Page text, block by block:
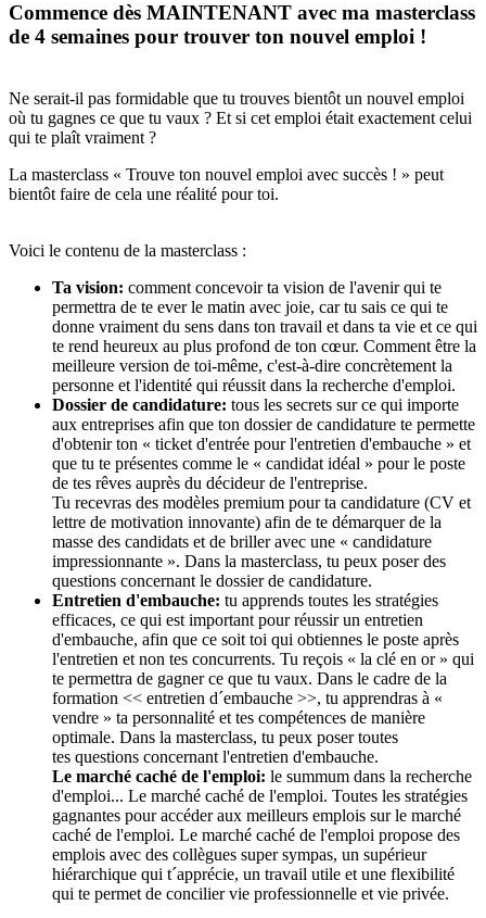
Commence dès MAINTENANT avec ma masterclass
de 4 semaines pour trouver ton nouvel emploi !
Ne serait-il pas formidable que tu trouves bientôt un nouvel emploi
où tu gagnes ce que tu vaux ? Et si cet emploi était exactement celui
qui te plaît vraiment ?
La masterclass « Trouve ton nouvel emploi avec succès ! » peut
bientôt faire de cela une réalité pour toi.
Voici le contenu de la masterclass :
Ta vision: comment concevoir ta vision de l'avenir qui te
permettra de te ever le matin avec joie, car tu sais ce qui te
donne vraiment du sens dans ton travail et dans ta vie et ce qui
te rend heureux au plus profond de ton cœur. Comment être la
meilleure version de toi-même, c'est-à-dire concrètement la
personne et l'identité qui réussit dans la recherche d'emploi.
Dossier de candidature: tous les secrets sur ce qui importe
aux entreprises afin que ton dossier de candidature te permette
d'obtenir ton « ticket d'entrée pour l'entretien d'embauche » et
que tu te présentes comme le « candidat idéal » pour le poste
de tes rêves auprès du décideur de l'entreprise.
Tu recevras des modèles premium pour ta candidature (CV et
lettre de motivation innovante) afin de te démarquer de la
masse des candidats et de briller avec une « candidature
impressionnante ». Dans la masterclass, tu peux poser des
questions concernant le dossier de candidature.
Entretien d'embauche: tu apprends toutes les stratégies
efficaces, ce qui est important pour réussir un entretien
d'embauche, afin que ce soit toi qui obtiennes le poste après
l'entretien et non tes concurrents. Tu reçois « la clé en or » qui
te permettra de gagner ce que tu vaux. Dans le cadre de la
formation << entretien d´embauche >>, tu apprendras à «
vendre » ta personnalité et tes compétences de manière
optimale. Dans la masterclass, tu peux poser toutes
tes questions concernant l'entretien d'embauche.
Le marché caché de l'emploi: le summum dans la recherche
d'emploi... Le marché caché de l'emploi. Toutes les stratégies
gagnantes pour accéder aux meilleurs emplois sur le marché
caché de l'emploi. Le marché caché de l'emploi propose des
emplois avec des collègues super sympas, un supérieur
hiérarchique qui t´apprécie, un travail utile et une flexibilité
qui te permet de concilier vie professionnelle et vie privée.